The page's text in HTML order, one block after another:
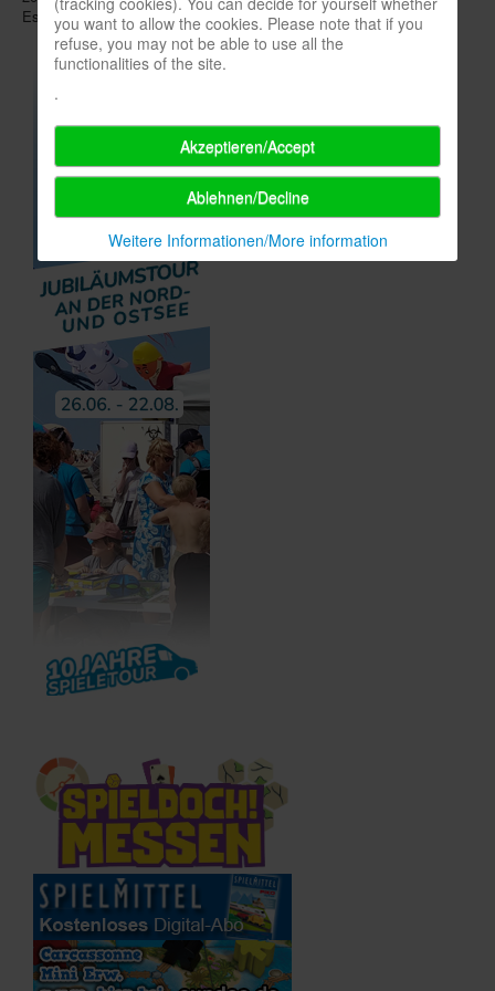
Essen und auch imSpielehandelfür mehr Aufmerksamkeit sorgen.
you want to allow the cookies. Please note that if you
refuse, you may not be able to use all the
functionalities of the site.
.
Akzeptieren/Accept
Ablehnen/Decline
Weitere Informationen/More information